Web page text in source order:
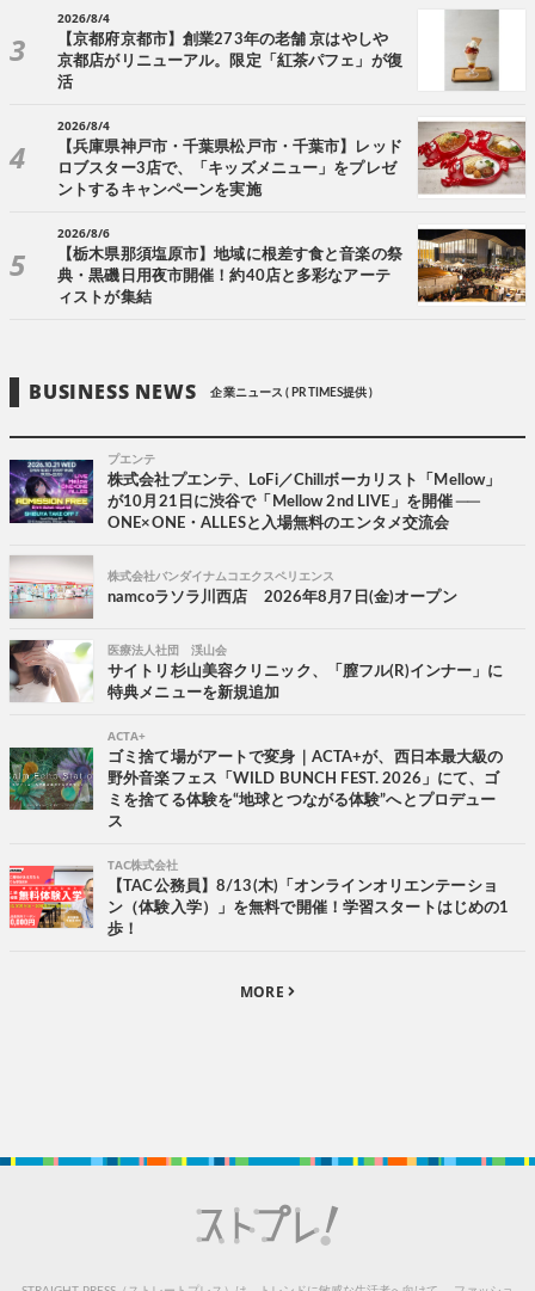
2026/8/4
【京都府京都市】創業273年の老舗 京はやしや
京都店がリニューアル。限定「紅茶パフェ」が復
活
2026/8/4
【兵庫県神戸市・千葉県松戸市・千葉市】レッド
ロブスター3店で、「キッズメニュー」をプレゼ
ントするキャンペーンを実施
2026/8/6
【栃木県那須塩原市】地域に根差す食と音楽の祭
典・黒磯日用夜市開催！約40店と多彩なアーテ
ィストが集結
BUSINESS NEWS 企業ニュース ( PR TIMES提供 )
プエンテ
株式会社プエンテ、LoFi／Chillボーカリスト「Mellow」
が10月21日に渋谷で「Mellow 2nd LIVE」を開催 ──
ONE×ONE・ALLESと入場無料のエンタメ交流会
株式会社バンダイナムコエクスペリエンス
namcoラソラ川西店 2026年8月7日(金)オープン
医療法人社団 渓山会
サイトリ杉山美容クリニック、「膣フル(R)インナー」に
特典メニューを新規追加
ACTA+
ゴミ捨て場がアートで変身｜ACTA+が、西日本最大級の
野外音楽フェス「WILD BUNCH FEST. 2026」にて、ゴ
ミを捨てる体験を“地球とつながる体験”へとプロデュー
ス
TAC株式会社
【TAC公務員】8/13(木)「オンラインオリエンテーショ
ン（体験入学）」を無料で開催！学習スタートはじめの1
歩！
MORE